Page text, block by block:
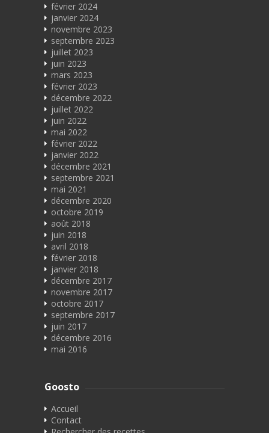
février 2024
janvier 2024
novembre 2023
septembre 2023
juillet 2023
juin 2023
mars 2023
février 2023
décembre 2022
juillet 2022
juin 2022
mai 2022
février 2022
janvier 2022
décembre 2021
septembre 2021
mai 2021
décembre 2020
octobre 2019
août 2018
juin 2018
avril 2018
février 2018
janvier 2018
décembre 2017
novembre 2017
octobre 2017
septembre 2017
juin 2017
décembre 2016
mai 2016
Goosto
Accueil
Contact